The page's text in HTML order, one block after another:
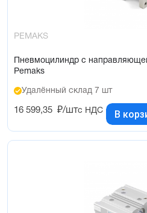
PEMAKS
Пневмоцилиндр с
Pemaks
Удалённый склад 7 шт
16 599,35 ₽/штс НДС В